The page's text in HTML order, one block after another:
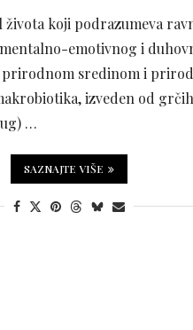
koji podrazumeva
emotivnog i
prirodnom sredinom i
izveden od
…
SAZNAJTE VIŠE